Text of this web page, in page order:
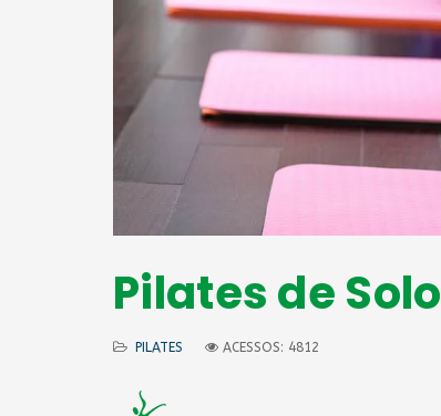
Pilates de Solo
PILATES ACESSOS: 4812